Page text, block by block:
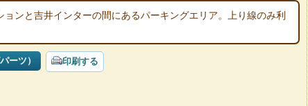
ョンと吉井インターの間にあるパーキングエリア。上り線のみ利
ーツ） 印刷する